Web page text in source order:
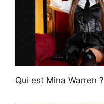
Qui est Mina Warren ?